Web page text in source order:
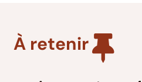
À retenir